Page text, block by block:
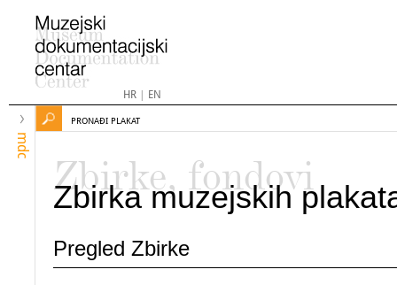
HR| EN
mdc
PRONAĐI PLAKAT
Zbirke, fondovi
Zbirka muzejskih
Pregled Zbirke